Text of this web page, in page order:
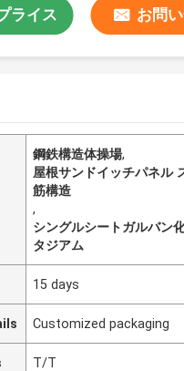
ライス お問
鋼鉄構造体操場,
屋根サンドイッチパネル
筋構造
,
シングルシートガルバン
タジアム
15 days
Customized packaging
T/T